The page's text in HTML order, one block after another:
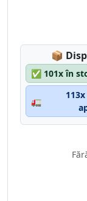
📦
✅ 101x în
🚛